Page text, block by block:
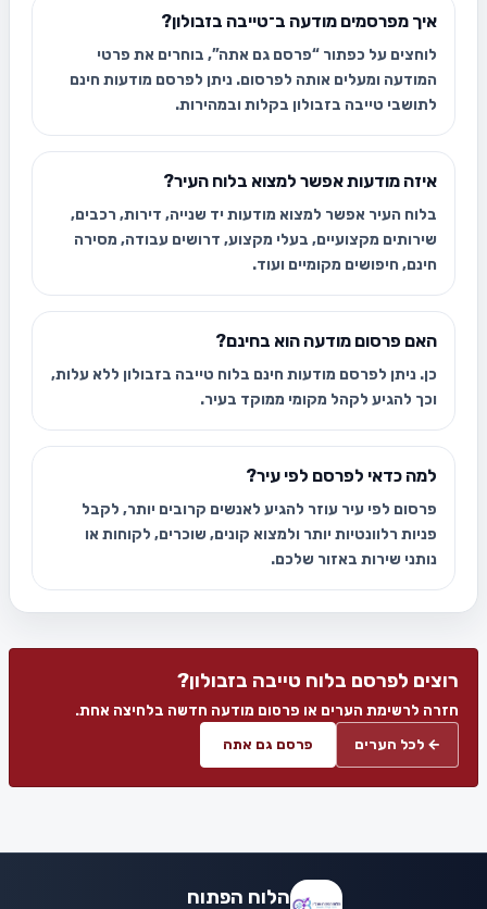
איך מפרסמים מודעה ב־טייבה בזבולון?
לוחצים על כפתור “פרסם גם אתה”, בוחרים את פרטי
המודעה ומעלים אותה לפרסום. ניתן לפרסם מודעות חינם
לתושבי טייבה בזבולון בקלות ובמהירות.
איזה מודעות אפשר למצוא בלוח העיר?
בלוח העיר אפשר למצוא מודעות יד שנייה, דירות, רכבים,
שירותים מקצועיים, בעלי מקצוע, דרושים עבודה, מסירה
חינם, חיפושים מקומיים ועוד.
האם פרסום מודעה הוא בחינם?
כן. ניתן לפרסם מודעות חינם בלוח טייבה בזבולון ללא עלות,
וכך להגיע לקהל מקומי ממוקד בעיר.
למה כדאי לפרסם לפי עיר?
פרסום לפי עיר עוזר להגיע לאנשים קרובים יותר, לקבל
פניות רלוונטיות יותר ולמצוא קונים, שוכרים, לקוחות או
נותני שירות באזור שלכם.
רוצים לפרסם בלוח טייבה בזבולון?
חזרה לרשימת הערים או פרסום מודעה חדשה בלחיצה אחת.
← לכל הערים פרסם גם אתה
הלוח הפתוח